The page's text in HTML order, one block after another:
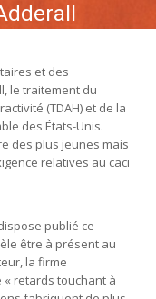
et des
le traitement du
(TDAH) et de la
des États-Unis.
des plus jeunes mais
relatives au caci
publié ce
être à présent au
la firme
retards touchant à